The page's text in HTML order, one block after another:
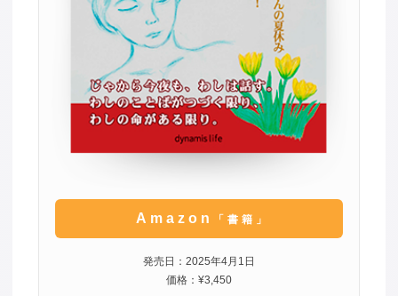
Amazon 「書籍」
発売日：2025年4月1日
価格：¥3,450